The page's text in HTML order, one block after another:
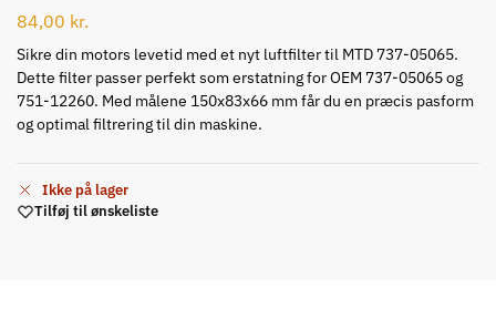
84,00 kr.
Sikre din motors levetid med et nyt luftfilter til MTD 737-05065.
Dette filter passer perfekt som erstatning for OEM 737-05065 og
751-12260. Med målene 150x83x66 mm får du en præcis pasform
og optimal filtrering til din maskine.
Ikke på lager
Tilføj til ønskeliste